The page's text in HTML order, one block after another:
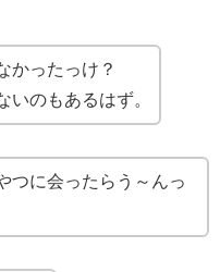
かったっけ？
いのもあるはず。
つに会ったらう～んっ